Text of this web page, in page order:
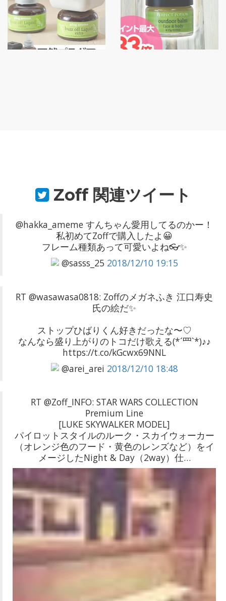
Zoff関連ツイート
@hakka_ameme すんちゃん愛用してるのかー！
私初めてZoffで購入したよ😀
フレーム種類あって可愛いよね👓✨
@sasss_25 2018/12/10 19:15
RT @wasawasa0818: Zoffのメガネふき 江口寿史
氏の絵だ✨
ストップひばりくん好きだったな〜♡
なんなら盛り上がりのトコだけ歌える(*´罒`*)♪♪
https://t.co/kGcwx69NNL
@arei_arei 2018/12/10 18:48
RT @Zoff_INFO: STAR WARS COLLECTION
Premium Line
[LUKE SKYWALKER MODEL]
パイロットスタイルのルーク・スカイウォーカー
（オレンジ色のフード・黄色のレンズなど）をイ
メージしたNight & Day（2way）仕…